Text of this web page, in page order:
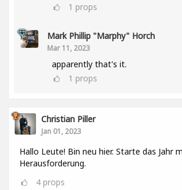
1 props
Mark Phillip "Marphy" Horch
Mar 11, 2023
apparently that's it.
1 props
Christian Piller
Jan 01, 2023
Hallo Leute! Bin neu hier. Starte das Jahr
Herausforderung.
4 props